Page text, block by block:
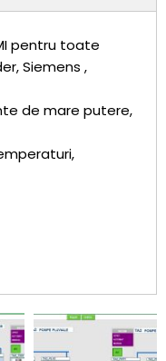
pentru toate
Siemens ,
de mare putere,